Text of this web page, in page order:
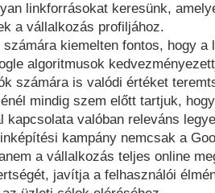
linkforrásokat keresünk,
a vállalkozás profiljához.
számára kiemelten fontos, hogy
algoritmusok
számára is valódi értéket
mindig szem előtt tartjuk,
kapcsolata valóban releváns
kampány nemcsak a
a vállalkozás teljes online
javítja a felhasználói